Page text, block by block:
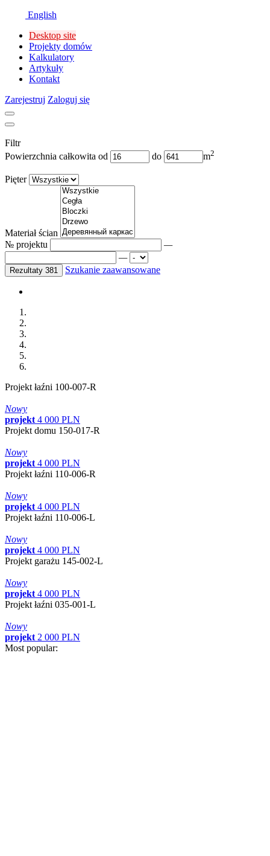
English
Desktop site
Projekty domów
Kalkulatory
Artykuły
Kontakt
Zarejestruj Zaloguj się
Filtr
Powierzchnia całkowita od do m2
Pięter
Materiał ścian
№ projektu
—
—
Szukanie zaawansowane
Projekt łaźni 100-007-R
Nowy
projekt 4 000 PLN
Projekt domu 150-017-R
Nowy
projekt 4 000 PLN
Projekt łaźni 110-006-R
Nowy
projekt 4 000 PLN
Projekt łaźni 110-006-L
Nowy
projekt 4 000 PLN
Projekt garażu 145-002-L
Nowy
projekt 4 000 PLN
Projekt łaźni 035-001-L
Nowy
projekt 2 000 PLN
Most popular: